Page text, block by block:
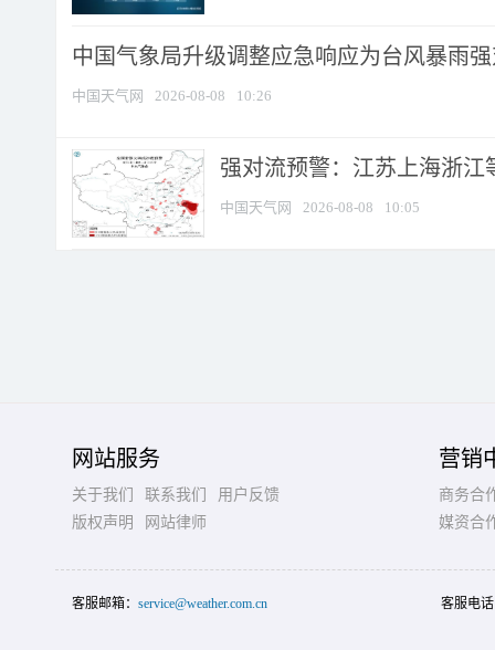
中国气象局升级调整应急响应为台风暴雨
中国天气网 2026-08-08 10:26
强对流预警：江苏上海浙江
中国天气网 2026-08-08 10:05
网站服务
关于我们 联系我们
用户反馈
版权声明
网站律师
营销
商务合
媒资合
客服邮箱： service@weather.com.cn 客服电